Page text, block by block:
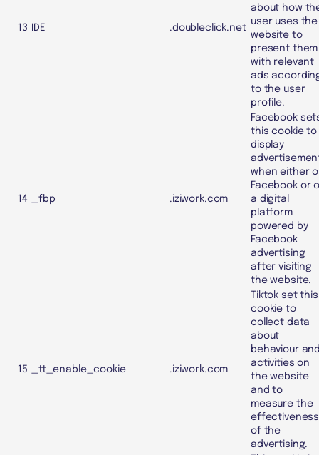
13 IDE .doubleclick.net
about how
user uses the
website to
present them
with relevant
ads
to the user
profile.
14 _fbp .iziwork.com
Facebook
this cookie to
display
when either
Facebook or
a digital
platform
powered by
Facebook
advertising
after visiting
the website.
15 _tt_enable_cookie .iziwork.com
Tiktok set this
cookie to
collect data
about
behaviour
activities on
the website
and to
measure the
effectiveness
of the
advertising.